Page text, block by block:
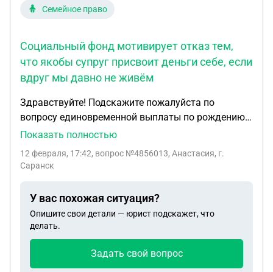
Семейное право
Социальный фонд мотивирует отказ тем,
что якобы супруг присвоит деньги себе, если
вдруг мы давно не живём
Здравствуйте! Подскажите пожалуйста по
вопросу единовременной выплаты по рождению
ребенка. Ребенок рождён 2.02.26,
гражданстве и прописки)я не работающая мама,
Работодателю супруга поступил запрос о данной
выплате, в ходе оформления документов,
социальный фонд отказал супругу в выплате, так
как у нас с ним разные прописки. Мы недавно
переехали на новый адрес и я и первый сын
Показать полностью
12 февраля, 17:42, вопрос №4856013, Анастасия, г.
Саранск
У вас похожая ситуация?
Опишите свои детали — юрист подскажет, что
делать.
Задать свой вопрос